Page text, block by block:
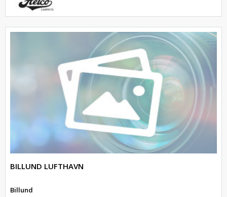
BILLUND LUFTHAVN
Billund